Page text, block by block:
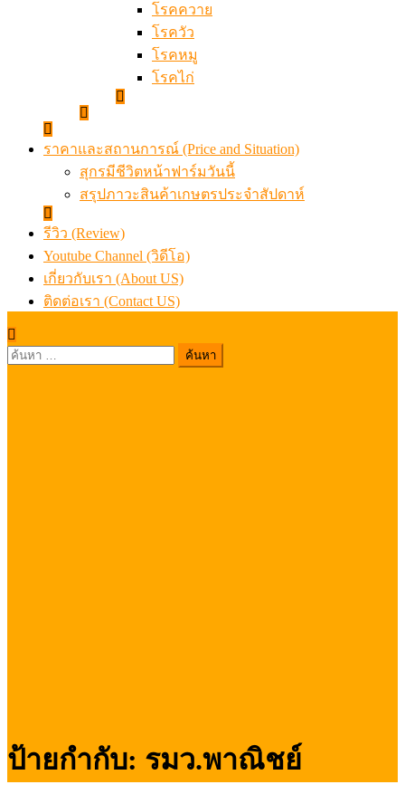
โรคควาย
โรควัว
โรคหมู
โรคไก่
ราคาและสถานการณ์ (Price and Situation)
สุกรมีชีวิตหน้าฟาร์มวันนี้
สรุปภาวะสินค้าเกษตรประจำสัปดาห์
รีวิว (Review)
Youtube Channel (วิดีโอ)
เกี่ยวกับเรา (About US)
ติดต่อเรา (Contact US)
ค้นหา
ป้ายกำกับ: รมว.พาณิชย์